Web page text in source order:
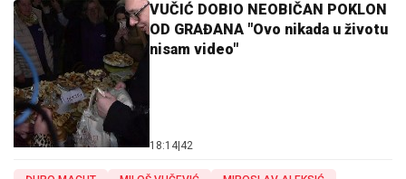
VUČIĆ DOBIO NEOBIČAN POKLON
OD GRAĐANA "Ovo nikada u životu
nisam video"
18:14 42